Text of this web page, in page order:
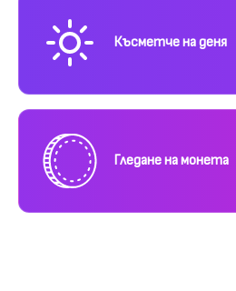
Късметче на деня
Гледане на монета